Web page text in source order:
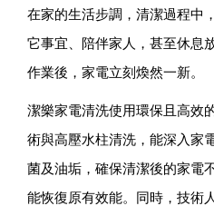
在家的生活步調，清潔過程中
它事宜、陪伴家人，甚至休息
作業後，家電立刻煥然一新。
潔樂家電清洗使用環保且高效
術與高壓水柱清洗，能深入家
菌及油垢，確保清潔後的家電
能恢復原有效能。同時，技術